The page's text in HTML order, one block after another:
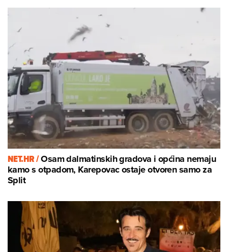
NET.HR /Osam dalmatinskih gradova i općina nemaju
kamo s otpadom, Karepovac ostaje otvoren samo za
Split